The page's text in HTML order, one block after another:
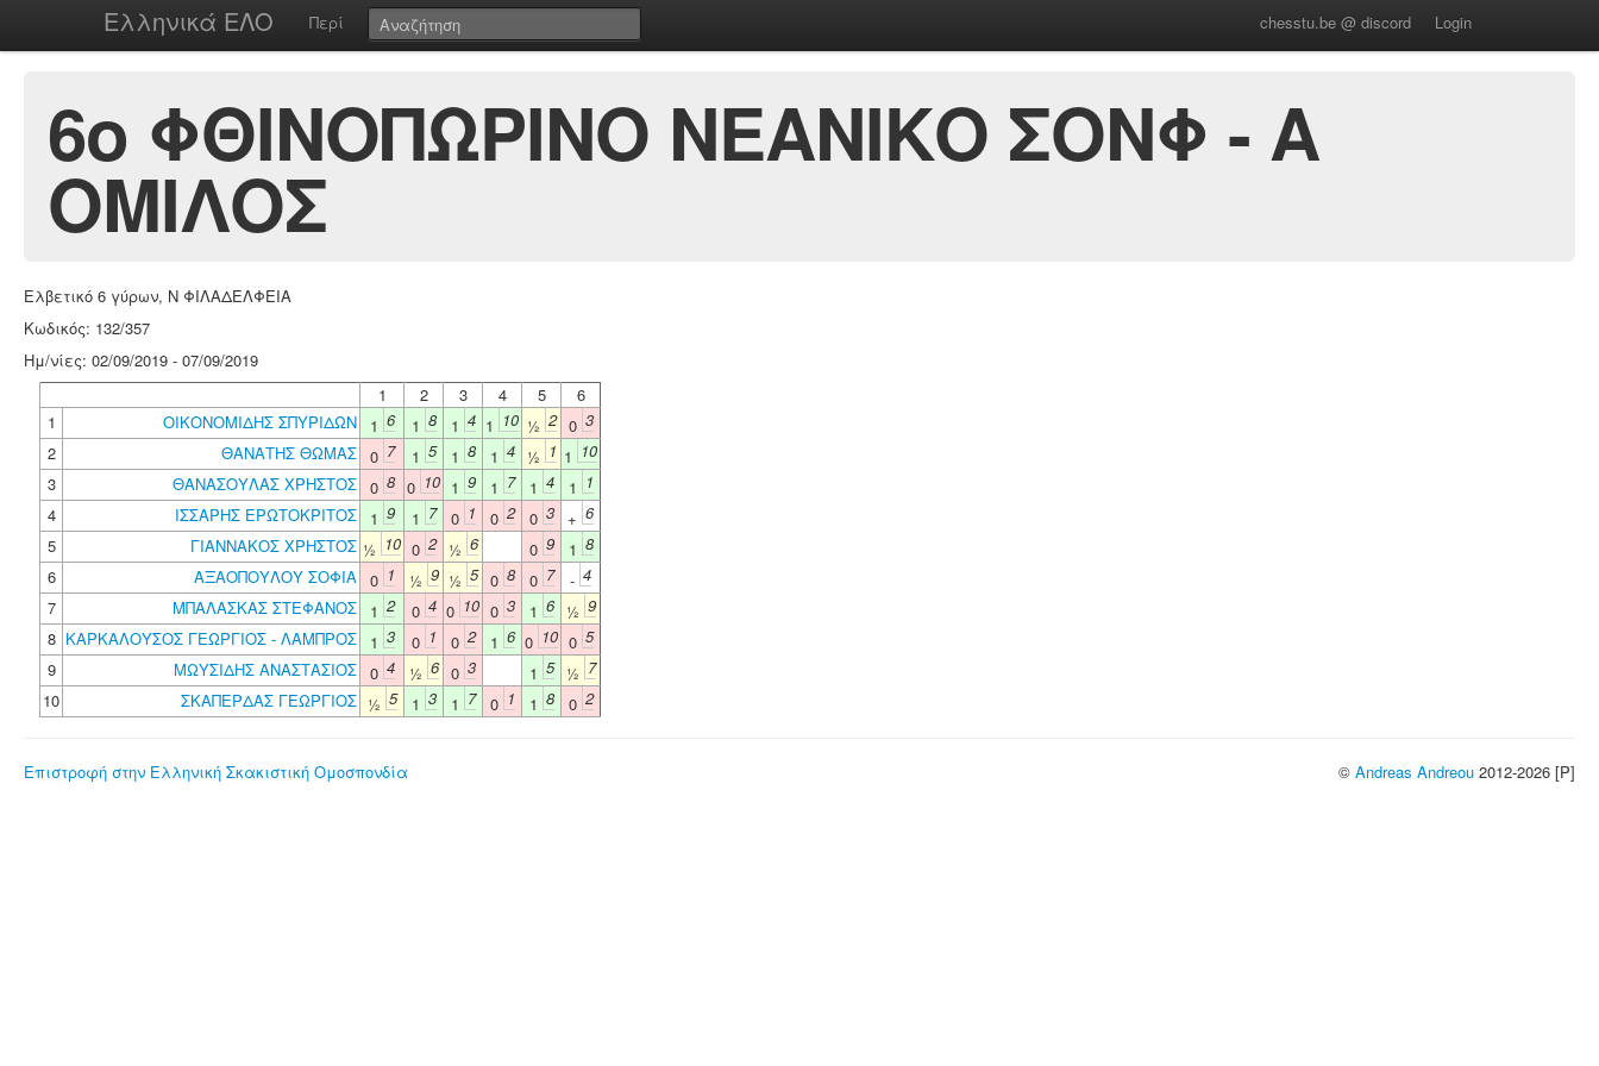
Ελληνικά ΕΛΟ Περί chesstu.be @ discord Login
6o ΦΘΙΝΟΠΩΡΙΝΟ ΝΕΑΝΙΚΟ ΣΟΝΦ - Α
ΟΜΙΛΟΣ
Ελβετικό 6 γύρων, Ν ΦΙΛΑΔΕΛΦΕΙΑ
Κωδικός: 132/357
Ημ/νίες: 02/09/2019 - 07/09/2019
1
2 3 4 5
6
1
ΟΙΚΟΝΟΜΙΔΗΣ ΣΠΥΡΙΔΩΝ 1 6 1 8 1 4 1 10 ½ 2 0 3
2
ΘΑΝΑΤΗΣ ΘΩΜΑΣ 0 7 1 5 1 8 1 4 ½ 1 1 10
3
ΘΑΝΑΣΟΥΛΑΣ ΧΡΗΣΤΟΣ 0 8 0 10 1 9 1 7 1 4 1 1
4
ΙΣΣΑΡΗΣ ΕΡΩΤΟΚΡΙΤΟΣ 1 9 1 7 0 1 0 2 0 3 + 6
5
ΓΙΑΝΝΑΚΟΣ ΧΡΗΣΤΟΣ ½ 10 0 2 ½ 6 0 9 1 8
6
ΑΞΑΟΠΟΥΛΟΥ ΣΟΦΙΑ 0 1 ½ 9 ½ 5 0 8 0 7 - 4
7
ΜΠΑΛΑΣΚΑΣ ΣΤΕΦΑΝΟΣ 1 2 0 4 0 10 0 3 1 6 ½ 9
8 ΚΑΡΚΑΛΟΥΣΟΣ ΓΕΩΡΓΙΟΣ - ΛΑΜΠΡΟΣ 1 3 0 1 0 2 1 6 0 10 0 5
9
ΜΩΥΣΙΔΗΣ ΑΝΑΣΤΑΣΙΟΣ 0 4 ½ 6 0 3 1 5 ½ 7
10
ΣΚΑΠΕΡΔΑΣ ΓΕΩΡΓΙΟΣ ½ 5 1 3 1 7 0 1 1 8 0 2
Επιστροφή στην Ελληνική Σκακιστική Ομοσπονδία © Andreas Andreou 2012-2026 [P]